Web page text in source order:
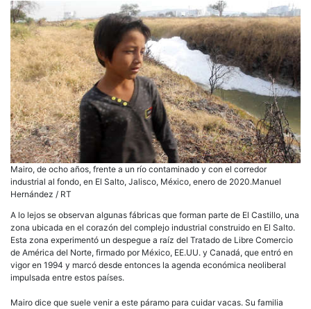
Mairo, de ocho años, frente a un río contaminado y con el corredor
industrial al fondo, en El Salto, Jalisco, México, enero de 2020.Manuel
Hernández / RT
A lo lejos se observan algunas fábricas que forman parte de El Castillo, una
zona ubicada en el corazón del complejo industrial construido en El Salto.
Esta zona experimentó un despegue a raíz del Tratado de Libre Comercio
de América del Norte, firmado por México, EE.UU. y Canadá, que entró en
vigor en 1994 y marcó desde entonces la agenda económica neoliberal
impulsada entre estos países.
Mairo dice que suele venir a este páramo para cuidar vacas. Su familia